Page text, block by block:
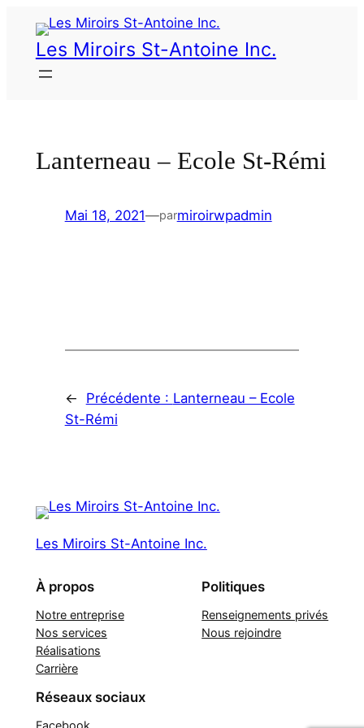
Les Miroirs St-Antoine Inc.
Lanterneau – Ecole St-Rémi
Mai 18, 2021—parmiroirwpadmin
← Précédente : Lanterneau – Ecole
St-Rémi
Les Miroirs St-Antoine Inc.
À propos
Notre entreprise
Nos services
Réalisations
Carrière
Politiques
Renseignements privés
Nous rejoindre
Réseaux sociaux